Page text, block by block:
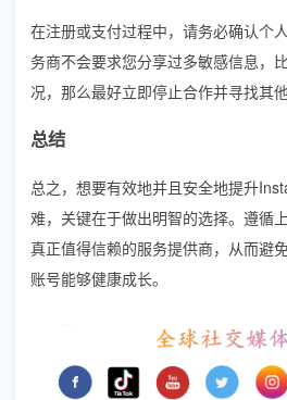
在注册或支付过程中，请务必确认个
务商不会要求您分享过多敏感信息，
况，那么最好立即停止合作并寻找其他
总结
总之，想要有效地并且安全地提升
难，关键在于做出明智的选择。遵循
真正值得信赖的服务提供商，从而避
账号能够健康成长。